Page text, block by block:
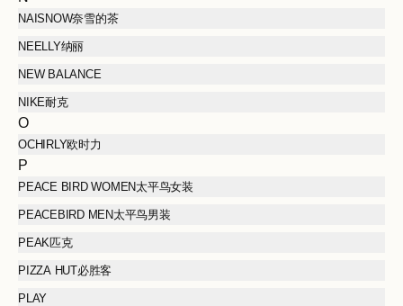
NAISNOW奈雪的茶
NEELLY纳丽
NEW BALANCE
NIKE耐克
O
OCHIRLY欧时力
P
PEACE BIRD WOMEN太平鸟女装
PEACEBIRD MEN太平鸟男装
PEAK匹克
PIZZA HUT必胜客
PLAY